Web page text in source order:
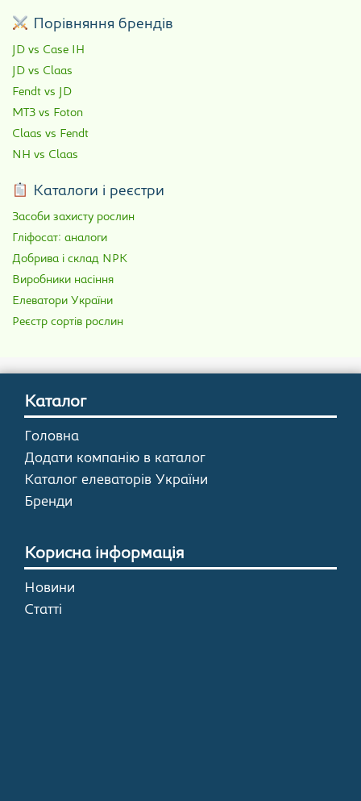
Порівняння брендів
JD vs Case IH
JD vs Claas
Fendt vs JD
МТЗ vs Foton
Claas vs Fendt
NH vs Claas
Каталоги і реєстри
Засоби захисту рослин
Гліфосат: аналоги
Добрива і склад NPK
Виробники насіння
Елеватори України
Реєстр сортів рослин
Каталог
Головна
Додати компанію в каталог
Каталог елеваторів України
Бренди
Корисна інформація
Новини
Статті